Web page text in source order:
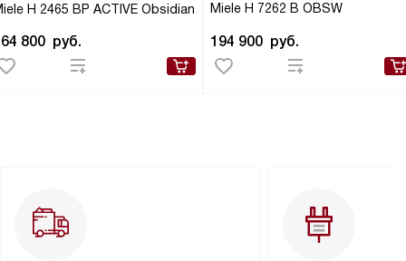
H 2465 BP ACTIVE Obsidian
800 руб.
Miele H 7262 B OBSW
194 900 руб.